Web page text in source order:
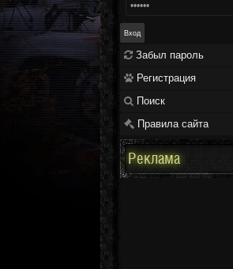
Забыл пароль
Регистрация
Поиск
Правила сайта
Реклама